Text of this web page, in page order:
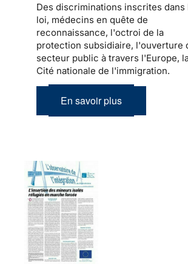
Des discriminations inscrites dans
loi, médecins en quête de
reconnaissance, l'octroi de la
protection subsidiaire, l'ouverture
secteur public à travers l'Europe,
Cité nationale de l'immigration.
En savoir plus